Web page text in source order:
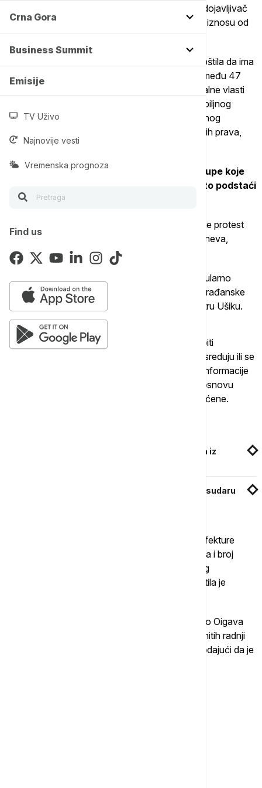
Crna Gora
Business Summit
Emisije
TV Uživo
Najnovije vesti
Vremenska prognoza
Find us
Ako informacije dovedu do sprovođenja mera, dojavljivač
će dobiti nagradu od 10.000 jena, što odgovara iznosu od
oko 6.300 dinara.
Program je uveden nakon što je prefektura saopštila da ima
najveći broj nedokumentovanih stranih radnika među 47
prefektura u Japanu četiri godine zaredom. Lokalne vlasti
navode da su strani radnici neophodni usred ozbiljnog
nedostatka radne snage i da će suzbijanje ilegalnog
zapošljavanja pomoći u rešavanju kršenja ljudskih prava,
navodi Kjodo.
Lokalna advokatska komora i građanske grupe koje
podržavaju strane stanovnike tvrde da će to podstaći
diskriminaciju i društvene podele.
Oko 10 članova građanske grupe organizovalo je protest
ispred kancelarije vlade prefekture ovog prepodneva,
pozivajući na povlačenje programa.
"Program će zastrašiti strane radnike koji su regularno
zaposleni", rekao je Takao Nišimura (53), član građanske
grupe koja podržava strance u pritvorskom centru Ušiku.
Prema smernicama prefekture, prijavljivanje će biti
ograničeno na preduzeća koja zapošljavaju, posreduju ili se
sumnja da olakšavaju ilegalno zapošljavanje, a informacije
podnete sa zlom namerom ili o pojedincima na osnovu
njihovog izgleda ili nacionalnosti neće biti prihvaćene.
Posmrtni ostaci naroda Ainu vraćeni u Japan iz
Jedna osoba poginula, više njih povređeno u sudaru
Prijave se mogu podneti putem veb stranice prefekture
pružanjem ličnih podataka kao što su ime, adresa i broj
telefona, i moraju sadržati kopiju identifikacionog
dokumenta, kao što je vozačka dozvola, saopštila je
Kjodo podseća da je guverner Ibarakija Kazuhiko Oigava
rekao prošlog meseca da je ispravljanje nezakonitih radnji
"fundamentalna odgovornost" lokalne vlasti, dodajući da je